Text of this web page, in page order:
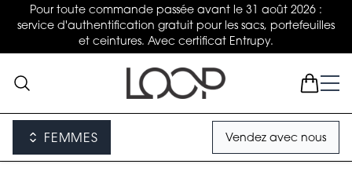
Pour toute commande passée avant le 31 août 2026 :
service d'authentification gratuit pour les sacs, portefeuilles
et ceintures. Avec certificat Entrupy.
FEMMES Vendez avec nous